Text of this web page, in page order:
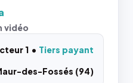
vidéo
1
Tiers payant
des-Fossés (94)